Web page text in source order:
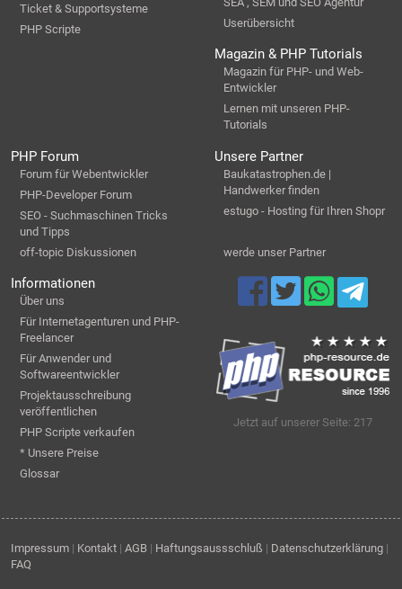
Ticket & Supportsysteme
PHP Scripte
Userübersicht
Magazin & PHP Tutorials
Magazin für PHP- und Web-
Entwickler
Lernen mit unseren PHP-
Tutorials
PHP Forum
Forum für Webentwickler
PHP-Developer Forum
SEO - Suchmaschinen Tricks
und Tipps
off-topic Diskussionen
Unsere Partner
Baukatastrophen.de |
Handwerker finden
estugo - Hosting für Ihren Shopr
werde unser Partner
Informationen
Über uns
Für Internetagenturen und PHP-
Freelancer
Für Anwender und
Softwareentwickler
Projektausschreibung
veröffentlichen
PHP Scripte verkaufen
* Unsere Preise
Glossar
Jetzt auf unserer Seite: 217
Impressum | Kontakt | AGB | Haftungsaussschluß | Datenschutzerklärung |
FAQ